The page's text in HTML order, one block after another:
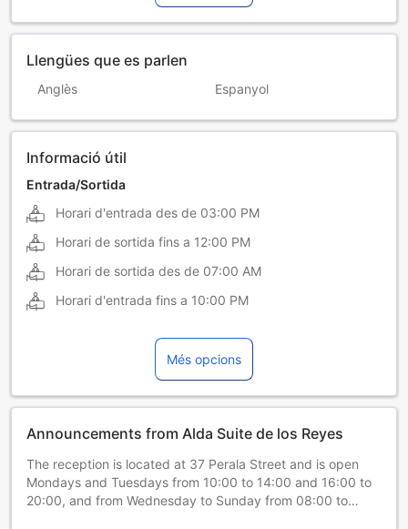
Llengües que es parlen
Anglès Espanyol
Informació útil
Entrada/Sortida
Horari d'entrada des de 03:00 PM
Horari de sortida fins a 12:00 PM
Horari de sortida des de 07:00 AM
Horari d'entrada fins a 10:00 PM
Més opcions
Announcements from Alda Suite de los Reyes
The reception is located at 37 Perala Street and is open
Mondays and Tuesdays from 10:00 to 14:00 and 16:00 to
20:00, and from Wednesday to Sunday from 08:00 to